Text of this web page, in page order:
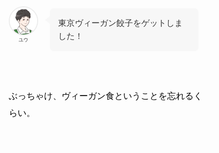
ユウ
東京ヴィーガン餃子をゲットしま
した！
ぶっちゃけ、ヴィーガン食ということを忘れるく
らい。